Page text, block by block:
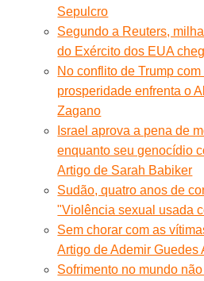
Sepulcro
Segundo a Reuters,
do Exército dos EUA
No conflito de Trump
prosperidade enfrenta o
Zagano
Israel aprova a pena de
enquanto seu genocídio
Artigo de Sarah Babiker
Sudão, quatro anos de
"Violência sexual usada
Sem chorar com as
Artigo de Ademir Guedes
Sofrimento no mundo